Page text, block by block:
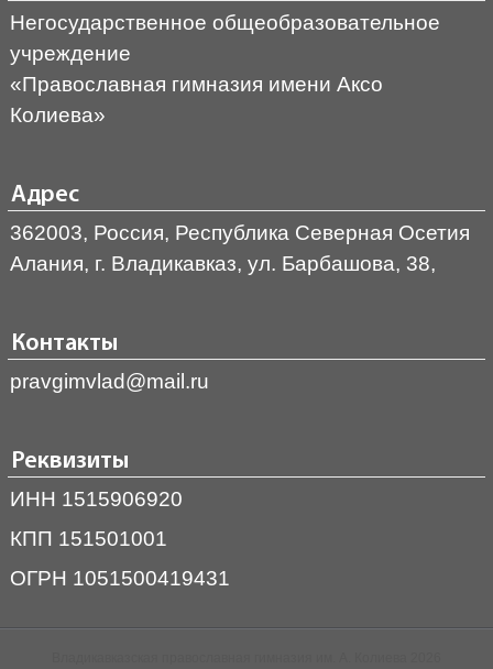
Негосударственное общеобразовательное
учреждение
«Православная гимназия имени Аксо
Колиева»
Адрес
362003, Россия, Республика Северная Осетия
Алания, г. Владикавказ, ул. Барбашова, 38,
Контакты
pravgimvlad@mail.ru
Реквизиты
ИНН 1515906920
КПП 151501001
ОГРН 1051500419431